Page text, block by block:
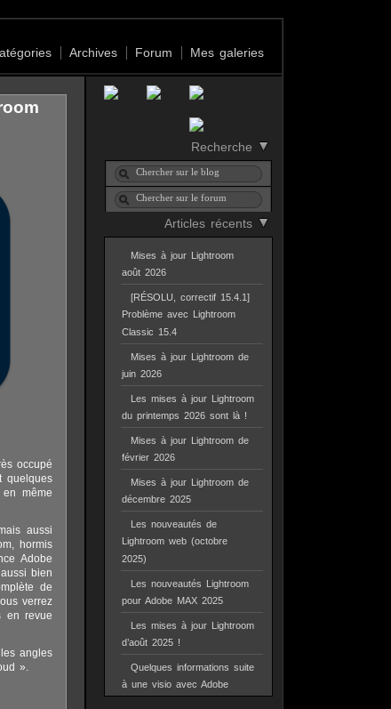
Archives Forum Mes galeries
Recherche
Articles récents
Mises à jour Lightroom
août 2026
[RÉSOLU, correctif 15.4.1]
Problème avec Lightroom
Classic 15.4
Mises à jour Lightroom de
juin 2026
Les mises à jour Lightroom
du printemps 2026 sont là !
Mises à jour Lightroom de
février 2026
Mises à jour Lightroom de
décembre 2025
Les nouveautés de
Lightroom web (octobre
2025)
Les nouveautés Lightroom
pour Adobe MAX 2025
Les mises à jour Lightroom
d’août 2025 !
Quelques informations suite
à une visio avec Adobe
occupé
quelques
même
aussi
hormis
Adobe
bien
de
verrez
en revue
angles
».